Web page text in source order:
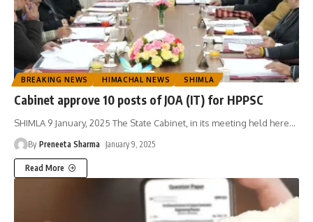
BREAKING NEWS HIMACHAL NEWS SHIMLA
Cabinet approve 10 posts of JOA (IT) for HPPSC
SHIMLA 9 January, 2025 The State Cabinet, in its meeting held here…
By Preneeta Sharma January 9, 2025
Read More